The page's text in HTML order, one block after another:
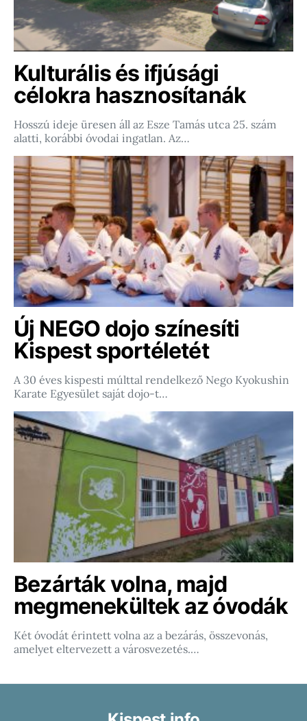
Kulturális és ifjúsági
célokra hasznosítanák
Hosszú ideje üresen áll az Esze Tamás utca 25. szám
alatti, korábbi óvodai ingatlan. Az…
Új NEGO dojo színesíti
Kispest sportéletét
A 30 éves kispesti múlttal rendelkező Nego Kyokushin
Karate Egyesület saját dojo-t…
Bezárták volna, majd
megmenekültek az óvodák
Két óvodát érintett volna az a bezárás, összevonás,
amelyet eltervezett a városvezetés.…